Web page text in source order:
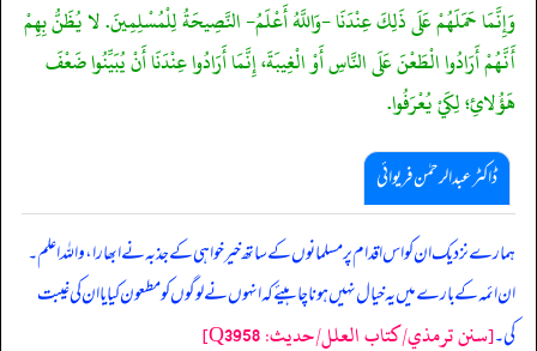
وَإِنَّمَا حَمَلَهُمْ عَلَى ذَلِكَ عِنْدَنَا -وَاللَّهُ أَعْلَمُ- النَّصِيحَةُ لِلْمُسْلِمِينَ. لا يُظَنُّ بِهِمْ
أَنَّهُمْ أَرَادُوا الْطَعْنَ عَلَى النَّاسِ أَوْ الْغِيبَةَ، إِنَّمَا أَرَادُوا عِنْدَنَا أَنْ يُبَيِّنُوا ضَعْفَ
هَؤُلائِ؛ لِكَيْ يُعْرَفُوا.
ڈاکٹر عبدالرحمٰن فریوائی
‏‏‏‏ ہمارے نزدیک ان کو اس اقدام پر مسلمانوں کے ساتھ خیر خواہی کے جذبہ نے ابھارا، واللہ اعلم۔
ان ائمہ کے بارے میں یہ خیال نہیں ہونا چاہیئے کہ انہوں نے لوگوں کو مطعون کیا یا ان کی غیبت
کی۔[سنن ترمذي/کتاب العلل/حدیث: Q3958]